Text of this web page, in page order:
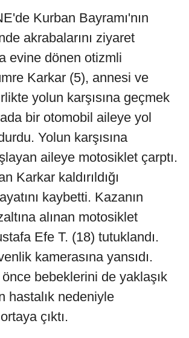
Kurban Bayramı'nın
akrabalarını ziyaret
evine dönen otizmli
Karkar (5), annesi ve
yolun karşısına geçmek
bir otomobil aileye yol
Yolun karşısına
aileye motosiklet çarptı.
Karkar kaldırıldığı
kaybetti. Kazanın
alınan motosiklet
Efe T. (18) tutuklandı.
kamerasına yansıdı.
bebeklerini de yaklaşık
hastalık nedeniyle
çıktı.